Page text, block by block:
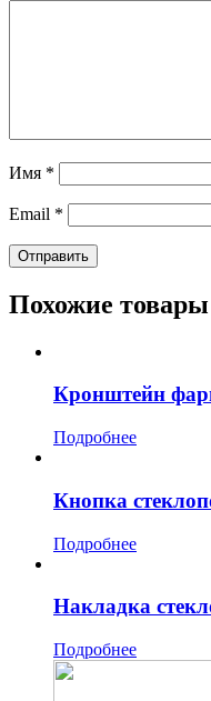
Имя *
Email *
Похожие товары
Кронштейн
Подробнее
Кнопка
Подробнее
Накладка
Подробнее